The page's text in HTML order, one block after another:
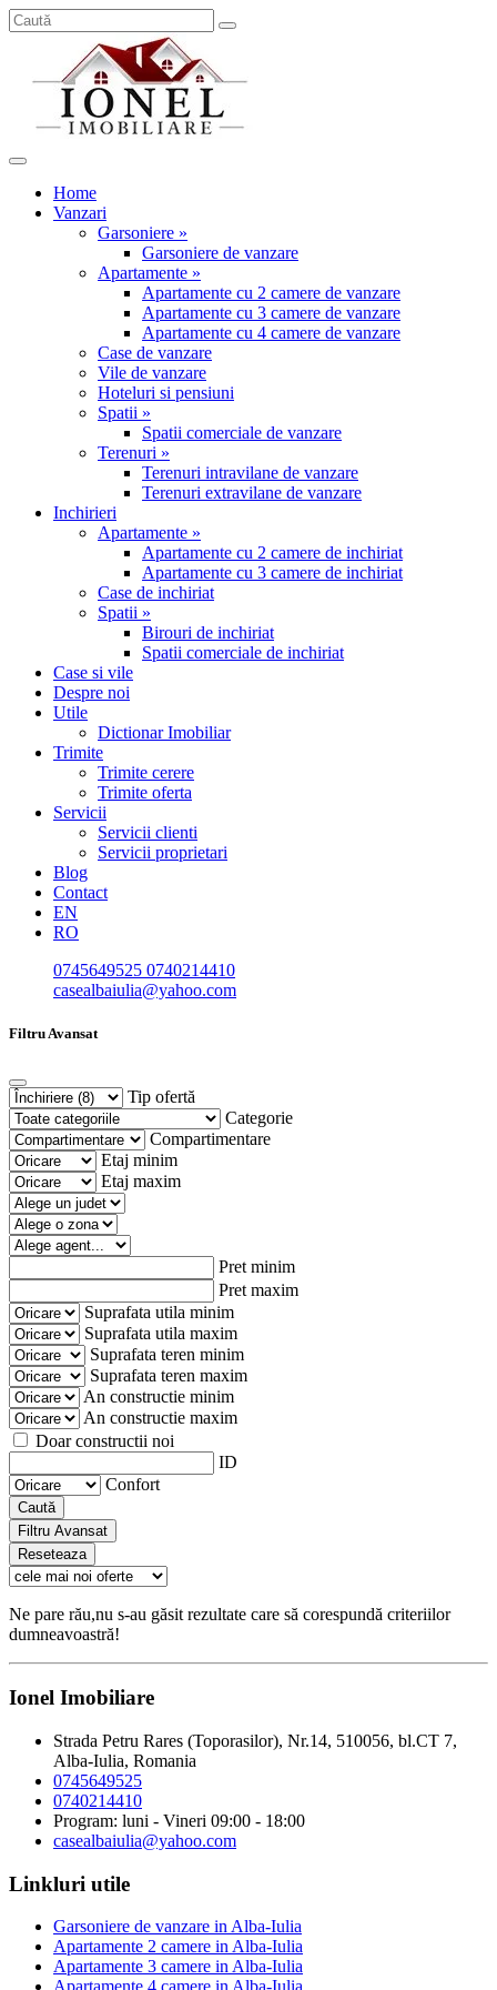
Home
Vanzari
Garsoniere »
Garsoniere de vanzare
Apartamente »
Apartamente cu 2 camere de vanzare
Apartamente cu 3 camere de vanzare
Apartamente cu 4 camere de vanzare
Case de vanzare
Vile de vanzare
Hoteluri si pensiuni
Spatii »
Spatii comerciale de vanzare
Terenuri »
Terenuri intravilane de vanzare
Terenuri extravilane de vanzare
Inchirieri
Apartamente »
Apartamente cu 2 camere de inchiriat
Apartamente cu 3 camere de inchiriat
Case de inchiriat
Spatii »
Birouri de inchiriat
Spatii comerciale de inchiriat
Case si vile
Despre noi
Utile
Dictionar Imobiliar
Trimite
Trimite cerere
Trimite oferta
Servicii
Servicii clienti
Servicii proprietari
Blog
Contact
EN
RO
0745649525 0740214410
casealbaiulia@yahoo.com
Filtru Avansat
Tip ofertă
Categorie
Compartimentare
Etaj minim
Etaj maxim
Pret minim
Pret maxim
Suprafata utila minim
Suprafata utila maxim
Suprafata teren minim
Suprafata teren maxim
An constructie minim
An constructie maxim
Doar constructii noi
ID
Confort
Caută
Filtru Avansat
Reseteaza
Ne pare rău,nu s-au găsit rezultate care să corespundă criteriilor
dumneavoastră!
Ionel Imobiliare
Strada Petru Rares (Toporasilor), Nr.14, 510056, bl.CT 7,
Alba-Iulia, Romania
0745649525
0740214410
Program: luni - Vineri 09:00 - 18:00
casealbaiulia@yahoo.com
Linkluri utile
Garsoniere de vanzare in Alba-Iulia
Apartamente 2 camere in Alba-Iulia
Apartamente 3 camere in Alba-Iulia